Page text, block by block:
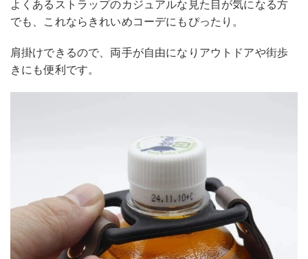
よくあるストラップのカジュアルな見た目が気になる方
でも、これならきれいめコーデにもぴったり。
肩掛けできるので、両手が自由になりアウトドアや街歩
きにも便利です。